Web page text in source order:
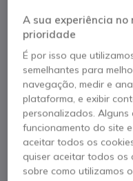
ajustar a
ambiente, o que
experiência de
iluminação variável.
Pronta para
sala
Graças à sua
rápido de
instalar de forma
graças ao seu
A sua experiência no
prioridade
É por isso que
semelhantes para
navegação, medir e
plataforma, e exibir
personalizados.
funcionamento do site
aceitar todos os
quiser aceitar todos os
sobre como utilizamos